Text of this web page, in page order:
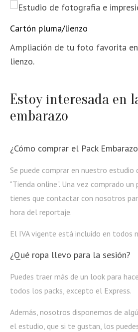
Cartón pluma/lienzo
Ampliación de tu foto favorita
lienzo.
Estoy interesada en
embarazo
¿Cómo comprar el Pack
Se puede comprar en nuestro estudio
"Tienda online". Una vez comprado un
tienes que contactar con nosotros
hora del reportaje.
El IVA vigente está incluido en todos
¿Qué ropa llevo para la sesión?
Puedes traer más de un look para
todos los packs, excepto el Express.
Además, nosotros disponemos de
el estudio, que si te gustan, los